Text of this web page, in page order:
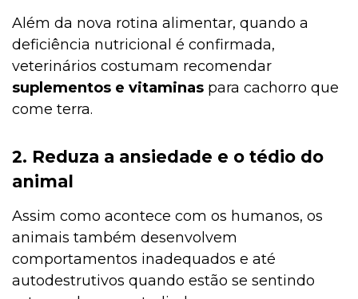
Além da nova rotina alimentar, quando a
deficiência nutricional é confirmada,
veterinários costumam recomendar
suplementos e vitaminas para cachorro que
come terra.
2. Reduza a ansiedade e o tédio do
animal
Assim como acontece com os humanos, os
animais também desenvolvem
comportamentos inadequados e até
autodestrutivos quando estão se sentindo